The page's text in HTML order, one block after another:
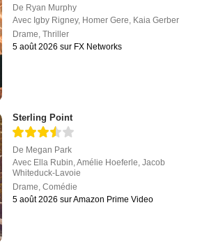
De Ryan Murphy
Avec Igby Rigney, Homer Gere, Kaia Gerber
Drame,Thriller
5 août 2026 sur FX Networks
Sterling Point
De Megan Park
Avec Ella Rubin ,Amélie Hoeferle ,Jacob
Whiteduck-Lavoie
Drame ,Comédie
5 août 2026 sur Amazon Prime Video